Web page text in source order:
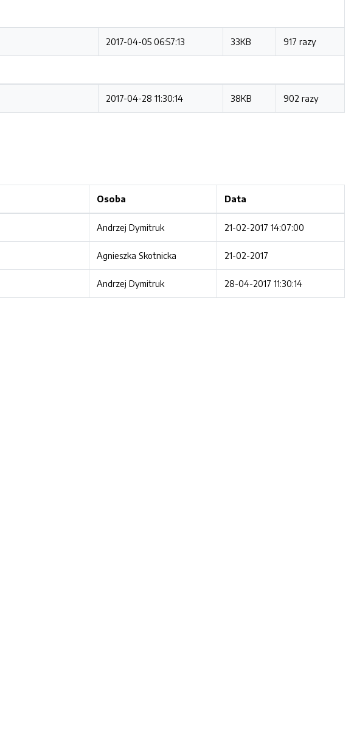
2017-04-05 06:57:13 33KB 917 razy
2017-04-28 11:30:14 38KB 902 razy
Osoba Data
Andrzej Dymitruk 21-02-2017 14:07:00
Agnieszka Skotnicka 21-02-2017
Andrzej Dymitruk 28-04-2017 11:30:14